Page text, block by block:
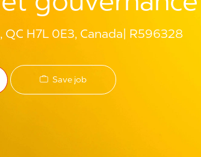
H7L 0E3, Canada R596328
Save job